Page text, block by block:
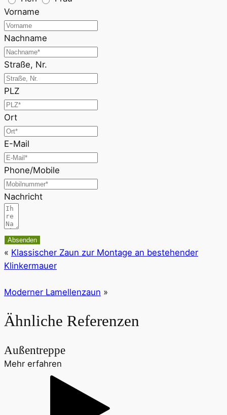
Vorname
Nachname
Straße, Nr.
PLZ
Ort
E-Mail
Phone/Mobile
Nachricht
Absenden
« Klassischer Zaun zur Montage an bestehender
Klinkermauer
Moderner Lamellenzaun »
Ähnliche Referenzen
Außentreppe
Mehr erfahren